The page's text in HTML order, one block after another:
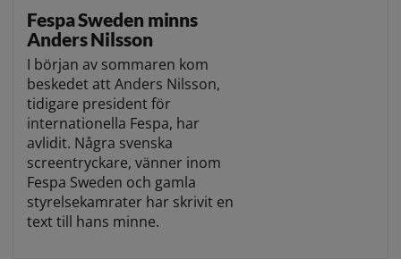
Fespa Sweden minns
Anders Nilsson
I början av sommaren kom
beskedet att Anders Nilsson,
tidigare president för
internationella Fespa, har
avlidit. Några svenska
screentryckare, vänner inom
Fespa Sweden och gamla
styrelsekamrater har skrivit en
text till hans minne.